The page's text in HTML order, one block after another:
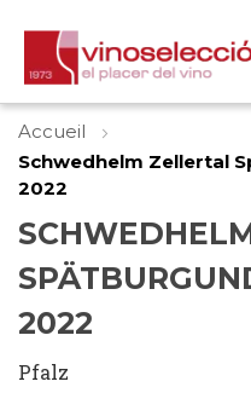
Accueil
Schwedhelm Zellertal
2022
2022
Pfalz